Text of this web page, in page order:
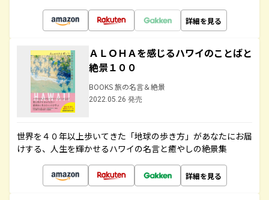
詳細を見る
ＡＬＯＨＡを感じるハワイのことばと
絶景１００
BOOKS 旅の名言＆絶景
2022.05.26 発売
世界を４０年以上歩いてきた「地球の歩き方」があなたにお届
けする、人生を輝かせるハワイの名言と癒やしの絶景集
詳細を見る